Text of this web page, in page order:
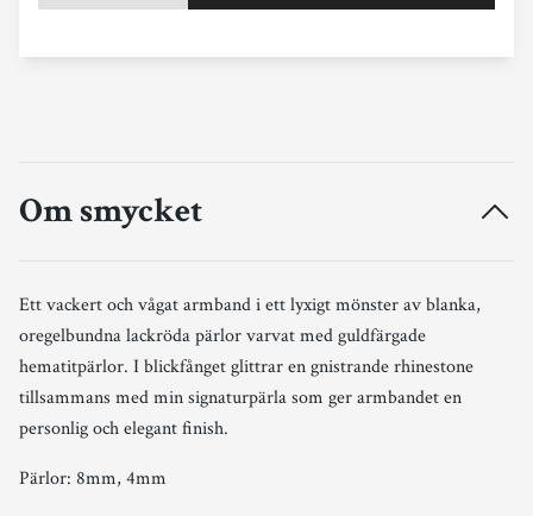
Om smycket
Ett vackert och vågat armband i ett lyxigt mönster av blanka,
oregelbundna lackröda pärlor varvat med guldfärgade
hematitpärlor. I blickfånget glittrar en gnistrande rhinestone
tillsammans med min signaturpärla som ger armbandet en
personlig och elegant finish.
Pärlor: 8mm, 4mm